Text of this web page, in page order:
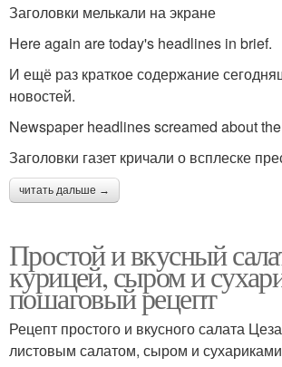
Заголовки мелькали на экране
Here again are today's headlines in brief.
И ещё раз краткое содержание
новостей.
Newspaper headlines screamed about
Заголовки газет кричали о всплеске
читать дальше →
Простой и вкусный
курицей, сыром и
пошаговый рецепт
Рецепт простого и вкусного салата
листовым салатом, сыром и